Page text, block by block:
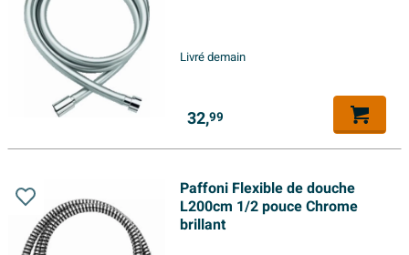
Livré demain
32,99
Paffoni Flexible de douche
L200cm 1/2 pouce Chrome
brillant